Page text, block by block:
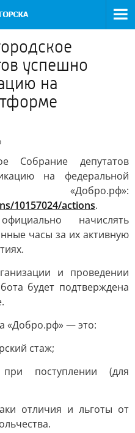
успешно
на
Собрание депутатов
на федеральной
10157024/actions.
начислять
часы за их активную
и проведении
будет подтверждена
«Добро.рф» — это:
стаж;
поступлении (для
отличия и льготы от